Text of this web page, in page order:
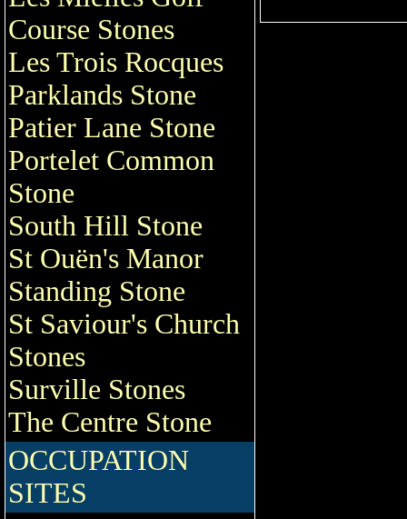
Course Stones
Les Trois Rocques
Parklands Stone
Patier Lane Stone
Portelet Common
Stone
South Hill Stone
St Ouën's Manor
Standing Stone
St Saviour's Church
Stones
Surville Stones
The Centre Stone
OCCUPATION
SITES